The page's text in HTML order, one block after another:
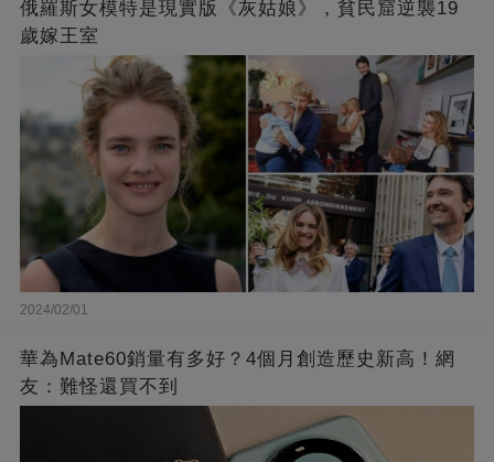
俄羅斯女模特是現實版《灰姑娘》，貧民窟逆襲19
歲嫁王室
2024/02/01
華為Mate60銷量有多好？4個月創造歷史新高！網
友：難怪還買不到